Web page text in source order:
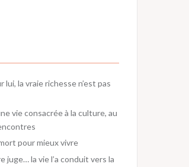
lui, la vraie richesse n’est pas
vie consacrée à la culture, au
pour mieux vivre
juge… la vie l’a conduit vers la